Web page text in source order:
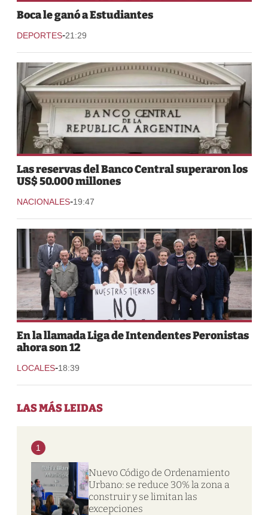
Boca le ganó a Estudiantes
DEPORTES-21:29
Las reservas del Banco Central superaron los
US$ 50.000 millones
NACIONALES-19:47
En la llamada Liga de Intendentes Peronistas
ahora son 12
LOCALES-18:39
LAS MÁS LEIDAS
1
Nuevo Código de Ordenamiento
Urbano: se reduce 30% la zona a
construir y se limitan las
excepciones